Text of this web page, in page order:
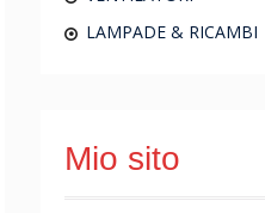
LAMPADE & RICAMBI
Mio sito